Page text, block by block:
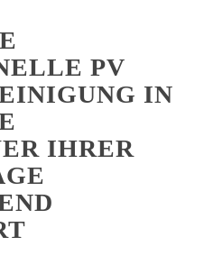
PV
IN
IHRER